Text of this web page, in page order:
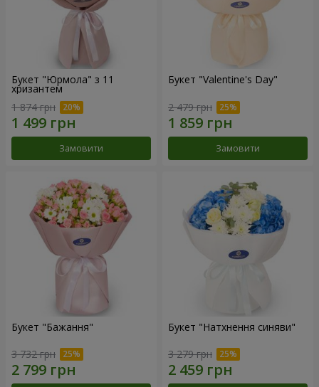
Букет "Юрмола" з 11
хризантем
1 874 грн
Замовити
Букет "Valentine's Day"
2 479 грн
Замовити
Букет "Бажання"
3 732 грн
Букет "Натхнення синяви"
3 279 грн